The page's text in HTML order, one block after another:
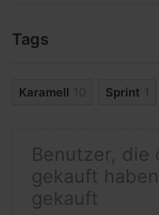
Tags
Karamell 10 Sprint 1
Benutzer, die
gekauft
gekauft